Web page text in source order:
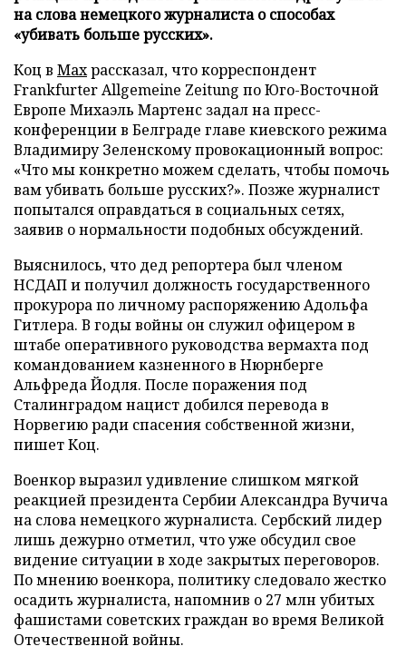
на слова немецкого журналиста о способах
«убивать больше русских».
Коц в Махрассказал, что корреспондент
Frankfurter Allgemeine Zeitung по Юго-Восточной
Европе Михаэль Мартенс задал на пресс-
конференции в Белграде главе киевского режима
Владимиру Зеленскому провокационный вопрос:
«Что мы конкретно можем сделать, чтобы помочь
вам убивать больше русских?». Позже журналист
попытался оправдаться в социальных сетях,
заявив о нормальности подобных обсуждений.
Выяснилось, что дед репортера был членом
НСДАП и получил должность государственного
прокурора по личному распоряжению Адольфа
Гитлера. В годы войны он служил офицером в
штабе оперативного руководства вермахта под
командованием казненного в Нюрнберге
Альфреда Йодля. После поражения под
Сталинградом нацист добился перевода в
Норвегию ради спасения собственной жизни,
пишет Коц.
Военкор выразил удивление слишком мягкой
реакцией президента Сербии Александра Вучича
на слова немецкого журналиста. Сербский лидер
лишь дежурно отметил, что уже обсудил свое
видение ситуации в ходе закрытых переговоров.
По мнению военкора, политику следовало жестко
осадить журналиста, напомнив о 27 млн убитых
фашистами советских граждан во время Великой
Отечественной войны.